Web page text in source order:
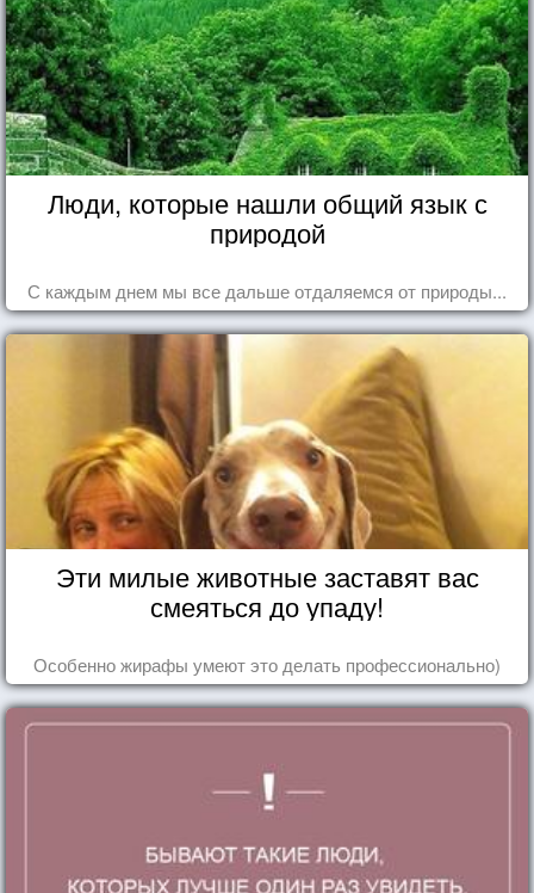
Люди, которые нашли общий язык с
природой
С каждым днем мы все дальше отдаляемся от природы...
Эти милые животные заставят вас
смеяться до упаду!
Особенно жирафы умеют это делать профессионально)